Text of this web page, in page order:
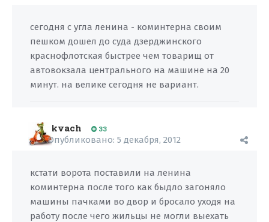
сегодня с угла ленина - коминтерна своим
пешком дошел до суда дзерджинского
краснофлотская быстрее чем товарищ от
автовокзала центрального на машине на 20
минут. на велике сегодня не вариант.
kvach 33
Опубликовано: 5 декабря, 2012
кстати ворота поставили на ленина
коминтерна после того как быдло загоняло
машины пачками во двор и бросало уходя на
работу после чего жильцы не могли выехать